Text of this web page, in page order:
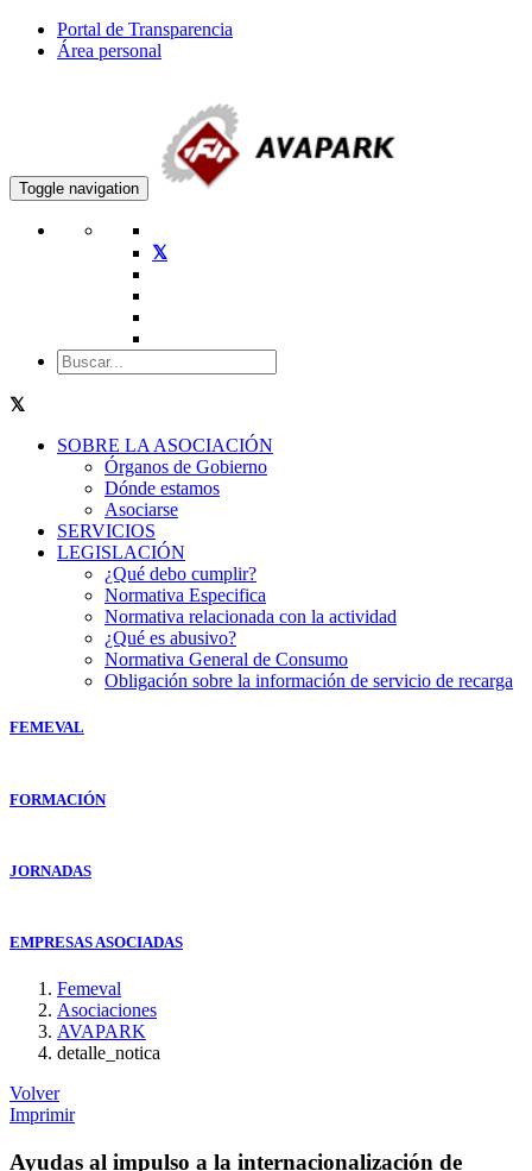
Portal de Transparencia
Área personal
Toggle navigation
SOBRE LA ASOCIACIÓN
Órganos de Gobierno
Dónde estamos
Asociarse
SERVICIOS
LEGISLACIÓN
¿Qué debo cumplir?
Normativa Especifica
Normativa relacionada con la actividad
¿Qué es abusivo?
Normativa General de Consumo
Obligación sobre la información de servicio de recarga
FEMEVAL
FORMACIÓN
JORNADAS
EMPRESAS ASOCIADAS
Femeval
Asociaciones
AVAPARK
detalle_notica
Volver
Imprimir
Ayudas al impulso a la internacionalización de